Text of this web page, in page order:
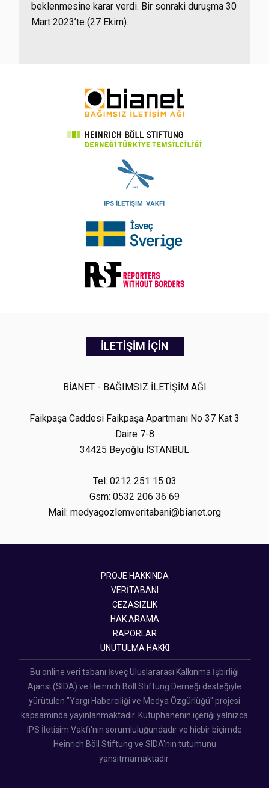
beklenmesine karar verdi. Bir sonraki duruşma 30
Mart 2023’te (27 Ekim).
İLETİŞİM İÇİN
BİANET - BAĞIMSIZ İLETİŞİM AĞI
Faikpaşa Caddesi Faikpaşa Apartmanı No 37 Kat 3
Daire 7-8
34425 Beyoğlu İSTANBUL
Tel: 0212 251 15 03
Gsm: 0532 206 36 69
Mail: medyagozlemveritabani@bianet.org
PROJE HAKKINDA
VERİTABANI
CEZASIZLIK
HAK ARAMA
RAPORLAR
UNUTULMA HAKKI
Bu online veri tabanı İsveç Uluslararası Kalkınma İşbirliği
Ajansı (SIDA) ve Heinrich Böll Stiftung Derneği desteğiyle
yürütülen "Yargı Haberciliği ve Medya Özgürlüğü" projesi
kapsamında yayınlanmaktadır. Kütüphanenin içeriği yalnızca
IPS İletişim Vakfı'nın sorumluluğundadır ve hiçbir biçimde
Heinrich Böll Stiftung ve SIDA'nın tutumunu
yansıtmamaktadır.